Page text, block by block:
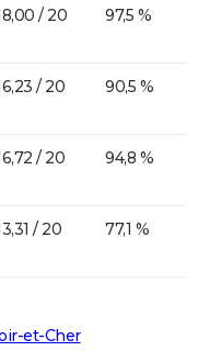
/ 20 97,5 %
/ 20 90,5 %
/ 20 94,8 %
/ 20 77,1 %
et-Cher